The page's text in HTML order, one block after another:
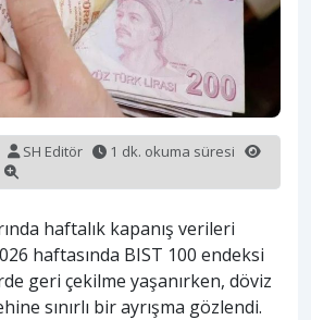
SH Editör
1 dk. okuma süresi
haftalık kapanış verileri
haftasında BIST 100 endeksi
geri çekilme yaşanırken, döviz
sınırlı bir ayrışma gözlendi.